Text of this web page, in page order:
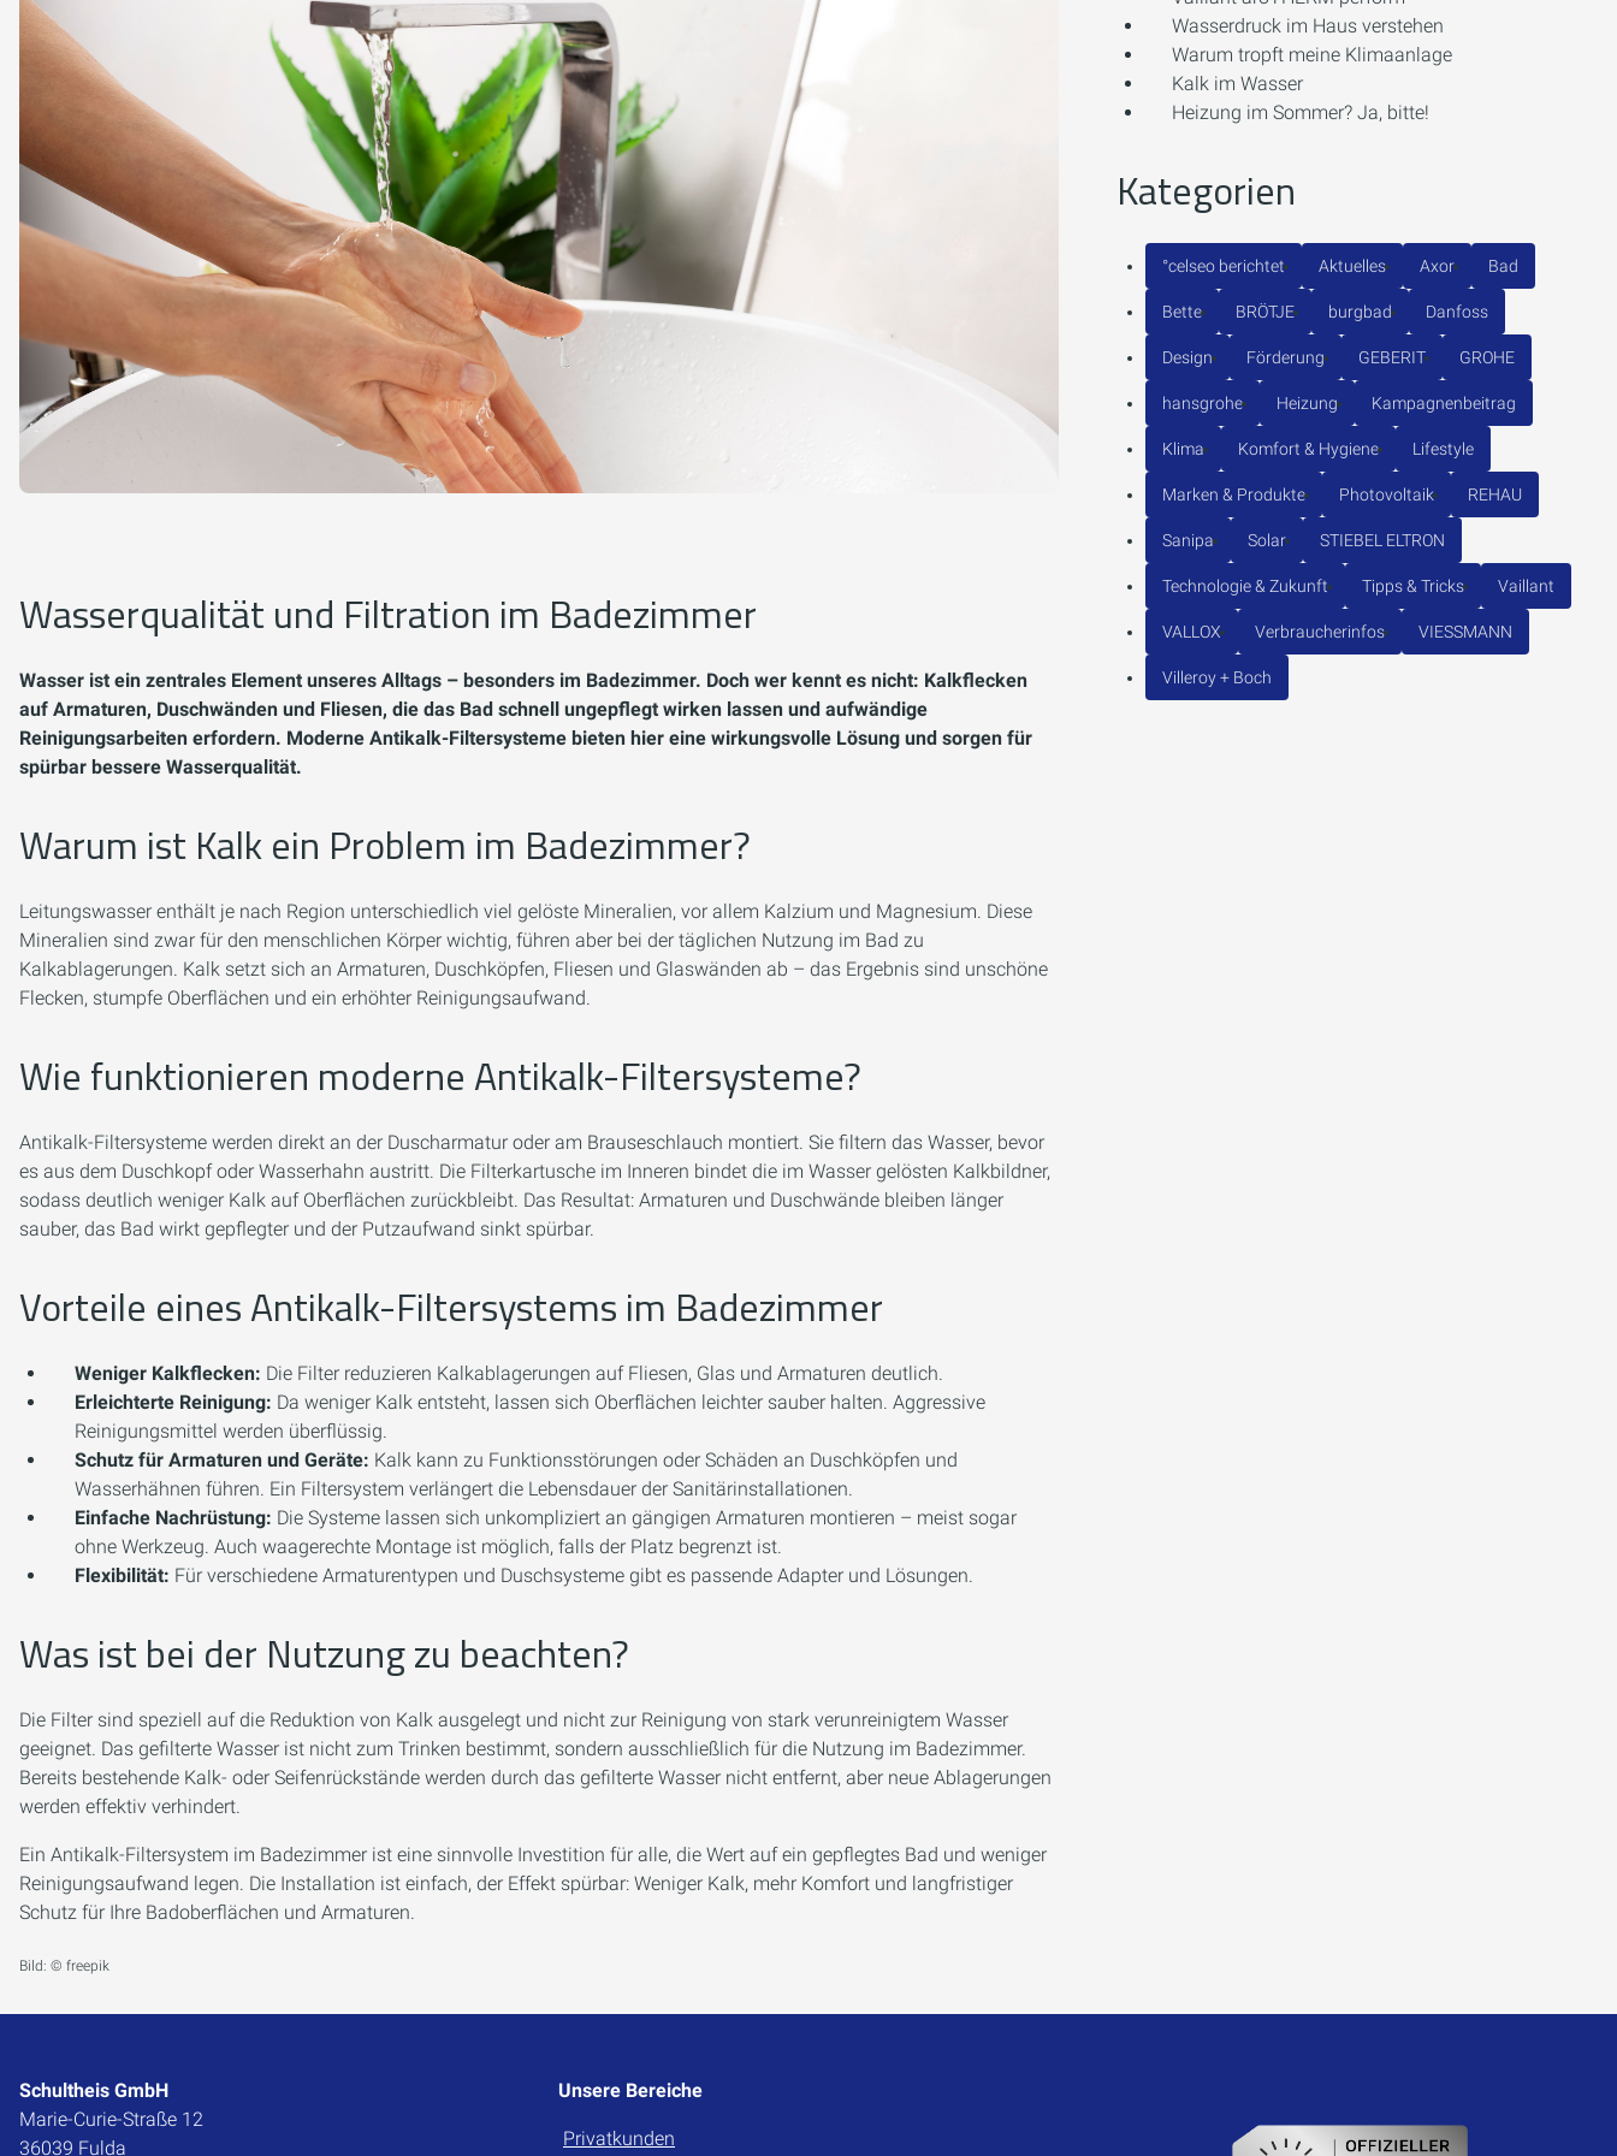
Wasserqualität und Filtration im Badezimmer
Wasser ist ein zentrales Element unseres Alltags – besonders im Badezimmer. Doch wer kennt es nicht: Kalkflecken
auf Armaturen, Duschwänden und Fliesen, die das Bad schnell ungepflegt wirken lassen und aufwändige
Reinigungsarbeiten erfordern. Moderne Antikalk-Filtersysteme bieten hier eine wirkungsvolle Lösung und sorgen für
spürbar bessere Wasserqualität.
Warum ist Kalk ein Problem im Badezimmer?
Leitungswasser enthält je nach Region unterschiedlich viel gelöste Mineralien, vor allem Kalzium und Magnesium. Diese
Mineralien sind zwar für den menschlichen Körper wichtig, führen aber bei der täglichen Nutzung im Bad zu
Kalkablagerungen. Kalk setzt sich an Armaturen, Duschköpfen, Fliesen und Glaswänden ab – das Ergebnis sind unschöne
Flecken, stumpfe Oberflächen und ein erhöhter Reinigungsaufwand.
Wie funktionieren moderne Antikalk-Filtersysteme?
Antikalk-Filtersysteme werden direkt an der Duscharmatur oder am Brauseschlauch montiert. Sie filtern das Wasser, bevor
es aus dem Duschkopf oder Wasserhahn austritt. Die Filterkartusche im Inneren bindet die im Wasser gelösten Kalkbildner,
sodass deutlich weniger Kalk auf Oberflächen zurückbleibt. Das Resultat: Armaturen und Duschwände bleiben länger
sauber, das Bad wirkt gepflegter und der Putzaufwand sinkt spürbar.
Vorteile eines Antikalk-Filtersystems im Badezimmer
Weniger Kalkflecken: Die Filter reduzieren Kalkablagerungen auf Fliesen, Glas und Armaturen deutlich.
Erleichterte Reinigung: Da weniger Kalk entsteht, lassen sich Oberflächen leichter sauber halten. Aggressive
Reinigungsmittel werden überflüssig.
Schutz für Armaturen und Geräte: Kalk kann zu Funktionsstörungen oder Schäden an Duschköpfen und
Wasserhähnen führen. Ein Filtersystem verlängert die Lebensdauer der Sanitärinstallationen.
Einfache Nachrüstung: Die Systeme lassen sich unkompliziert an gängigen Armaturen montieren – meist sogar
ohne Werkzeug. Auch waagerechte Montage ist möglich, falls der Platz begrenzt ist.
Flexibilität: Für verschiedene Armaturentypen und Duschsysteme gibt es passende Adapter und Lösungen.
Was ist bei der Nutzung zu beachten?
Die Filter sind speziell auf die Reduktion von Kalk ausgelegt und nicht zur Reinigung von stark verunreinigtem Wasser
geeignet. Das gefilterte Wasser ist nicht zum Trinken bestimmt, sondern ausschließlich für die Nutzung im Badezimmer.
Bereits bestehende Kalk- oder Seifenrückstände werden durch das gefilterte Wasser nicht entfernt, aber neue Ablagerungen
werden effektiv verhindert.
Ein Antikalk-Filtersystem im Badezimmer ist eine sinnvolle Investition für alle, die Wert auf ein gepflegtes Bad und weniger
Reinigungsaufwand legen. Die Installation ist einfach, der Effekt spürbar: Weniger Kalk, mehr Komfort und langfristiger
Schutz für Ihre Badoberflächen und Armaturen.
Bild: © freepik
Wasserdruck im Haus verstehen
Warum tropft meine Klimaanlage
Kalk im Wasser
Heizung im Sommer? Ja, bitte!
Kategorien
°celseo berichtet Aktuelles Axor Bad
Bette BRÖTJE burgbad Danfoss
Design Förderung GEBERIT GROHE
hansgrohe Heizung Kampagnenbeitrag
Klima Komfort & Hygiene Lifestyle
Marken & Produkte Photovoltaik REHAU
Sanipa Solar STIEBEL ELTRON
Technologie & Zukunft Tipps & Tricks Vaillant
VALLOX Verbraucherinfos VIESSMANN
Villeroy + Boch
Schultheis GmbH
Marie-Curie-Straße 12
36039 Fulda
Unsere Bereiche
Privatkunden